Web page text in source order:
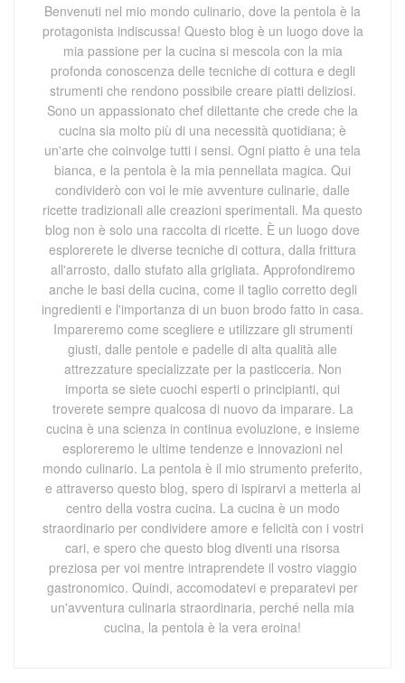
Benvenuti nel mio mondo culinario, dove la pentola è la
protagonista indiscussa! Questo blog è un luogo dove la
mia passione per la cucina si mescola con la mia
profonda conoscenza delle tecniche di cottura e degli
strumenti che rendono possibile creare piatti deliziosi.
Sono un appassionato chef dilettante che crede che la
cucina sia molto più di una necessità quotidiana; è
un'arte che coinvolge tutti i sensi. Ogni piatto è una tela
bianca, e la pentola è la mia pennellata magica. Qui
condividerò con voi le mie avventure culinarie, dalle
ricette tradizionali alle creazioni sperimentali. Ma questo
blog non è solo una raccolta di ricette. È un luogo dove
esplorerete le diverse tecniche di cottura, dalla frittura
all'arrosto, dallo stufato alla grigliata. Approfondiremo
anche le basi della cucina, come il taglio corretto degli
ingredienti e l'importanza di un buon brodo fatto in casa.
Impareremo come scegliere e utilizzare gli strumenti
giusti, dalle pentole e padelle di alta qualità alle
attrezzature specializzate per la pasticceria. Non
importa se siete cuochi esperti o principianti, qui
troverete sempre qualcosa di nuovo da imparare. La
cucina è una scienza in continua evoluzione, e insieme
esploreremo le ultime tendenze e innovazioni nel
mondo culinario. La pentola è il mio strumento preferito,
e attraverso questo blog, spero di ispirarvi a metterla al
centro della vostra cucina. La cucina è un modo
straordinario per condividere amore e felicità con i vostri
cari, e spero che questo blog diventi una risorsa
preziosa per voi mentre intraprendete il vostro viaggio
gastronomico. Quindi, accomodatevi e preparatevi per
un'avventura culinaria straordinaria, perché nella mia
cucina, la pentola è la vera eroina!